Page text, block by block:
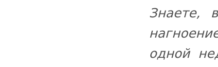
Знаете,
одной